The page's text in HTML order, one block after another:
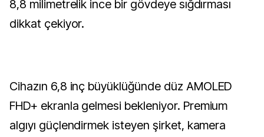
8,8 milimetrelik ince bir gövdeye sığdırması
dikkat çekiyor.
Cihazın 6,8 inç büyüklüğünde düz AMOLED
FHD+ ekranla gelmesi bekleniyor. Premium
algıyı güçlendirmek isteyen şirket, kamera